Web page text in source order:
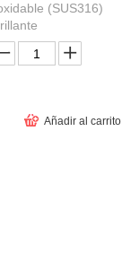
(SUS316)
Añadir al carrito